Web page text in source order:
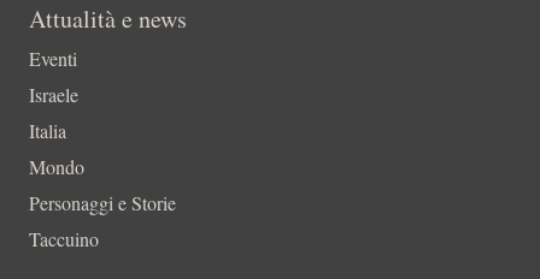
Attualità e news
Eventi
Israele
Italia
Mondo
Personaggi e Storie
Taccuino